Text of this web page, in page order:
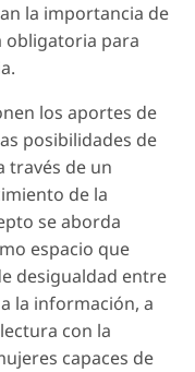
la importancia de
obligatoria para
los aportes de
posibilidades de
través de un
de la
se aborda
espacio que
desigualdad entre
la información, a
con la
capaces de